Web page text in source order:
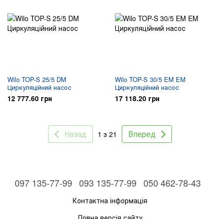
Wilo TOP-S 25/5 DM
Циркуляційний насос
12 777.60 грн
Wilo TOP-S 30/5 EM EM
Циркуляційний насос
17 118.20 грн
Назад 1 з 21 Вперед
097 135-77-99 093 135-77-99 050 462-78-43
Контактна інформація